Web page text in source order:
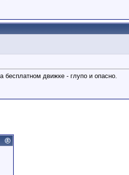
бесплатном движке - глупо и опасно.